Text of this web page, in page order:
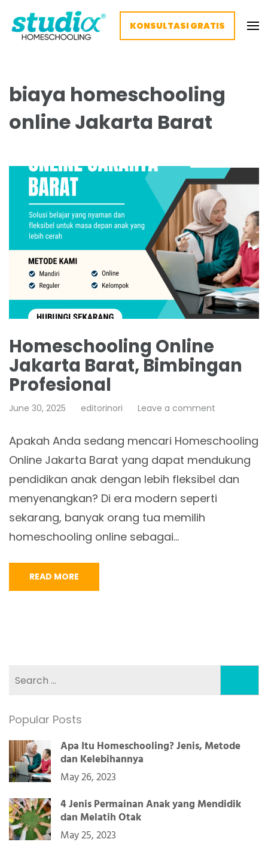
KONSULTASI GRATIS
biaya homeschooling
online Jakarta Barat
Homeschooling Online
Jakarta Barat, Bimbingan
Profesional
June 30, 2025 editorinori Leave a comment
Apakah Anda sedang mencari Homeschooling
Online Jakarta Barat yang dapat mendukung
pendidikan anak dengan lebih fleksibel dan
menyenangkan? Di era modern seperti
sekarang, banyak orang tua memilih
homeschooling online sebagai…
READ MORE
Popular Posts
Apa Itu Homeschooling? Jenis, Metode
dan Kelebihannya
May 26, 2023
4 Jenis Permainan Anak yang Mendidik
dan Melatih Otak
May 25, 2023